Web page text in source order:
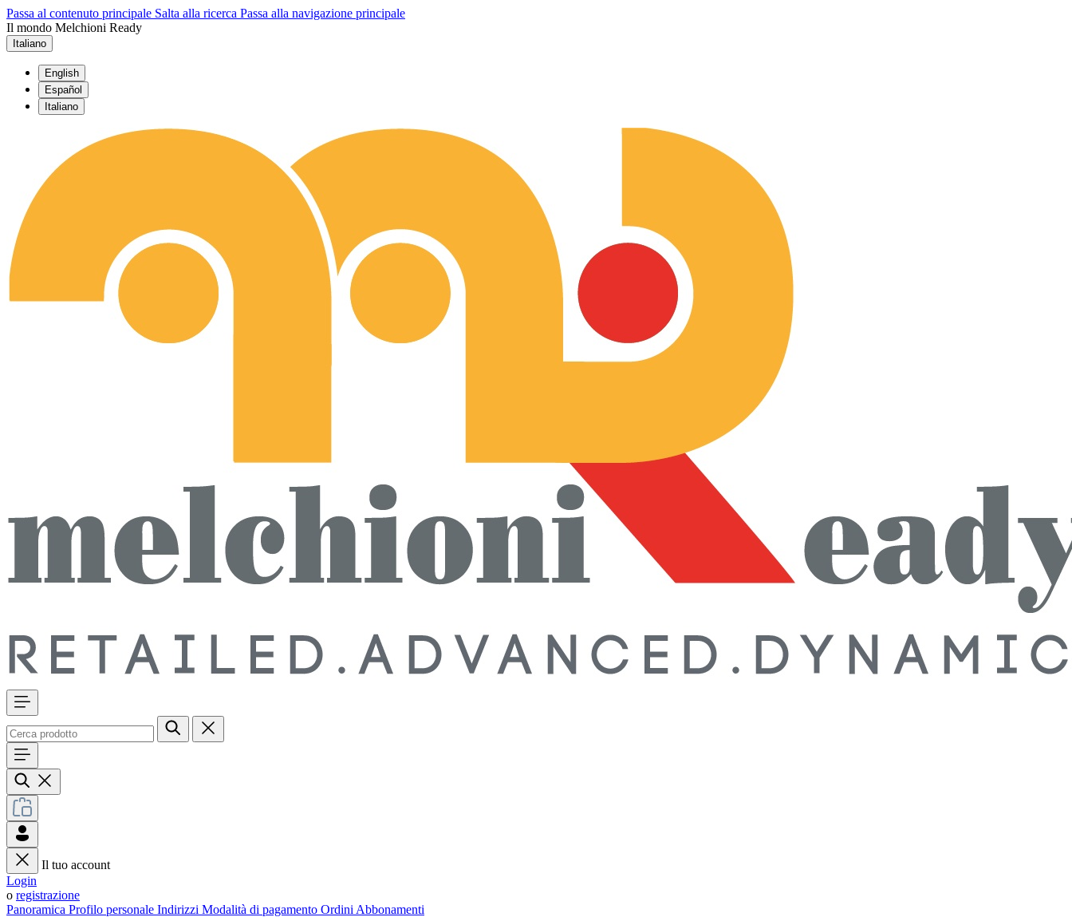
Passa al contenuto principale Salta alla ricerca Passa alla navigazione principale
Il mondo Melchioni Ready
Italiano
English
Español
Italiano
Il tuo account
Login
o registrazione
Panoramica Profilo personale Indirizzi Modalità di pagamento Ordini Abbonamenti